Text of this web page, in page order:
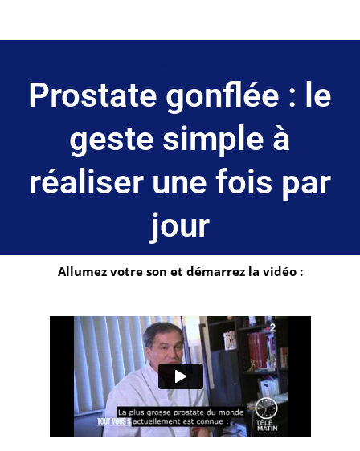
Prostate gonflée : le
geste simple à
réaliser une fois par
jour
Allumez votre son et démarrez la vidéo :